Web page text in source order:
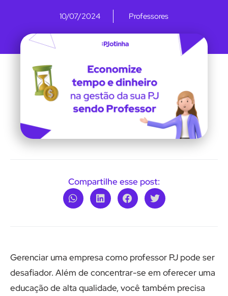
10/07/2024 Professores
Compartilhe esse post:
Gerenciar uma empresa como professor PJ pode ser
desafiador. Além de concentrar-se em oferecer uma
educação de alta qualidade, você também precisa